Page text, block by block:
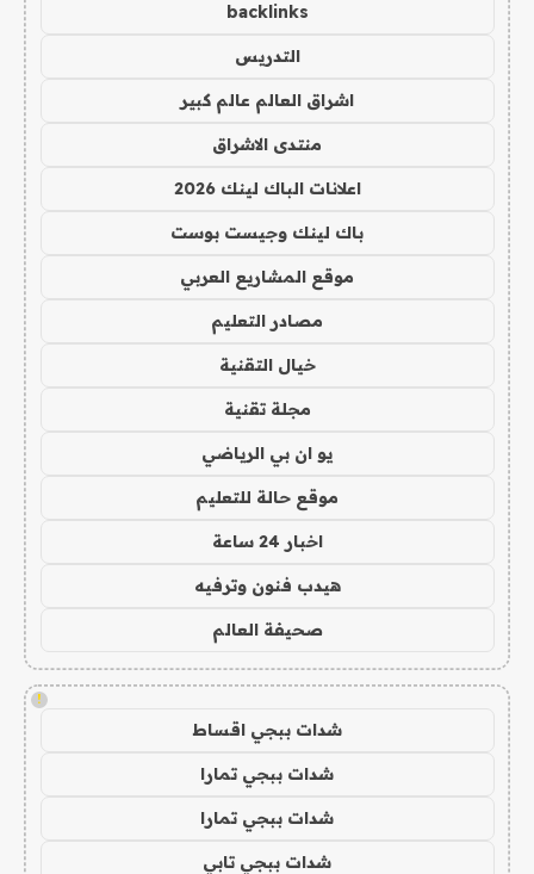
backlinks
التدريس
اشراق العالم عالم كبير
منتدى الاشراق
اعلانات الباك لينك 2026
باك لينك وجيست بوست
موقع المشاريع العربي
مصادر التعليم
خيال التقنية
مجلة تقنية
يو ان بي الرياضي
موقع حالة للتعليم
اخبار 24 ساعة
هيدب فنون وترفيه
صحيفة العالم
!
شدات ببجي اقساط
شدات ببجي تمارا
شدات ببجي تمارا
شدات ببجي تابي